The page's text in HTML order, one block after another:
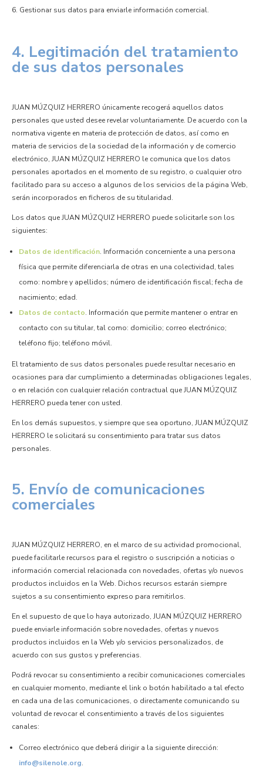
Gestionar sus datos para enviarle información comercial.
4. Legitimación del tratamiento
de sus datos personales
JUAN MÚZQUIZ HERRERO únicamente recogerá aquellos datos
personales que usted desee revelar voluntariamente. De acuerdo con la
normativa vigente en materia de protección de datos, así como en
materia de servicios de la sociedad de la información y de comercio
electrónico, JUAN MÚZQUIZ HERRERO le comunica que los datos
personales aportados en el momento de su registro, o cualquier otro
facilitado para su acceso a algunos de los servicios de la página Web,
serán incorporados en ficheros de su titularidad.
Los datos que JUAN MÚZQUIZ HERRERO puede solicitarle son los
siguientes:
Datos de identificación. Información concerniente a una persona
física que permite diferenciarla de otras en una colectividad, tales
como: nombre y apellidos; número de identificación fiscal; fecha de
nacimiento; edad.
Datos de contacto. Información que permite mantener o entrar en
contacto con su titular, tal como: domicilio; correo electrónico;
teléfono fijo; teléfono móvil.
El tratamiento de sus datos personales puede resultar necesario en
ocasiones para dar cumplimiento a determinadas obligaciones legales,
o en relación con cualquier relación contractual que JUAN MÚZQUIZ
HERRERO pueda tener con usted.
En los demás supuestos, y siempre que sea oportuno, JUAN MÚZQUIZ
HERRERO le solicitará su consentimiento para tratar sus datos
personales.
5. Envío de comunicaciones
comerciales
JUAN MÚZQUIZ HERRERO, en el marco de su actividad promocional,
puede facilitarle recursos para el registro o suscripción a noticias o
información comercial relacionada con novedades, ofertas y/o nuevos
productos incluidos en la Web. Dichos recursos estarán siempre
sujetos a su consentimiento expreso para remitirlos.
En el supuesto de que lo haya autorizado, JUAN MÚZQUIZ HERRERO
puede enviarle información sobre novedades, ofertas y nuevos
productos incluidos en la Web y/o servicios personalizados, de
acuerdo con sus gustos y preferencias.
Podrá revocar su consentimiento a recibir comunicaciones comerciales
en cualquier momento, mediante el link o botón habilitado a tal efecto
en cada una de las comunicaciones, o directamente comunicando su
voluntad de revocar el consentimiento a través de los siguientes
canales:
Correo electrónico que deberá dirigir a la siguiente dirección:
info@silenole.org.